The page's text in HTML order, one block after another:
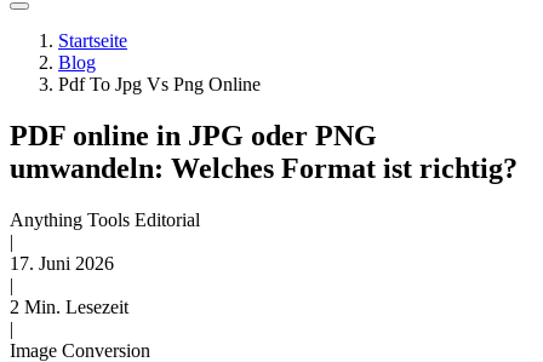
Startseite
Blog
Pdf To Jpg Vs Png Online
PDF online in JPG oder PNG
umwandeln: Welches Format ist richtig?
Anything Tools Editorial
|
17. Juni 2026
|
2 Min. Lesezeit
|
Image Conversion